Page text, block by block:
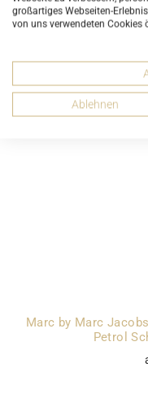
Chloé Drew
Marc by Marc
Petrol
großartiges Webseiten-
von uns verwendeten Cookies
Ablehnen